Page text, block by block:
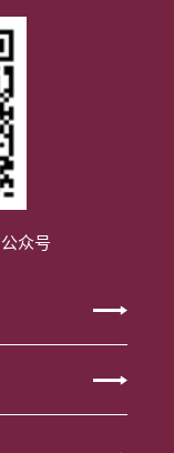
众号